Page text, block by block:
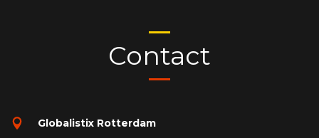
Contact
Globalistix Rotterdam